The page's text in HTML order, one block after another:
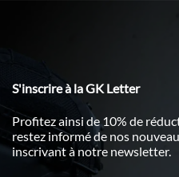
S'inscrire à la GK Letter
Profitez ainsi de 10% de
restez informé de nos
inscrivant à notre newsletter.